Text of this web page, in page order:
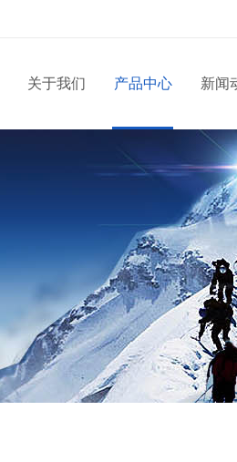
关于我们 产品中心 新闻